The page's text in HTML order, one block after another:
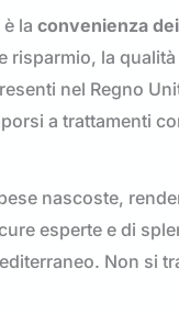
la convenienza
risparmio, la
nel Regno
a trattamenti
nascoste,
esperte e di
Non si